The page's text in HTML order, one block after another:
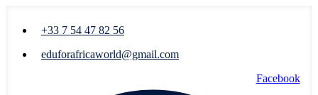
+33 7 54 47 82 56
eduforafricaworld@gmail.com
Facebook